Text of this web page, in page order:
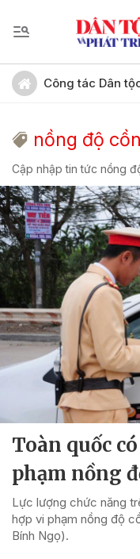
Công tác Dân
nồng độ cồn
Cập nhập tin tức nồng
Toàn quốc
phạm nồng
Lực lượng chức năng
hợp vi phạm nồng độ
Bính Ngọ).